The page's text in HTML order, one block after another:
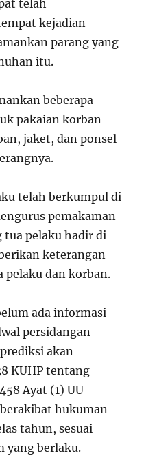
telah
kejadian
parang yang
itu.
beberapa
pakaian korban
jaket, dan ponsel
telah berkumpul di
pemakaman
tua pelaku hadir di
keterangan
pelaku dan korban.
ada informasi
persidangan
akan
KUHP tentang
Ayat (1) UU
hukuman
tahun, sesuai
yang berlaku.